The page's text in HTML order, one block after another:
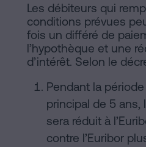
Les débiteurs qui
conditions prévues
fois un différé de
l’hypothèque et une
d’intérêt. Selon le
Pendant la
principal de 5 ans,
sera réduit à
contre l’Euribor